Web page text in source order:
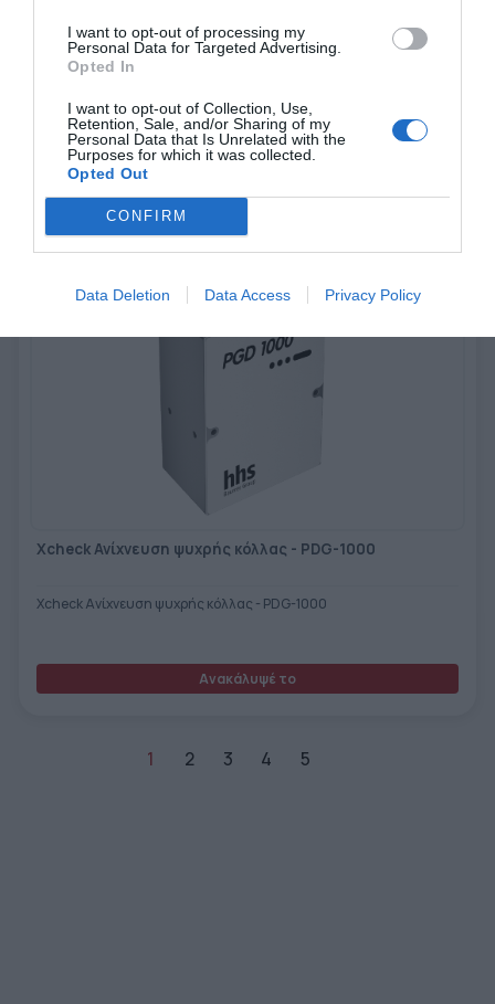
I want to opt-out of processing my
Personal Data for Targeted Advertising.
Opted In
I want to opt-out of Collection, Use,
Retention, Sale, and/or Sharing of my
Personal Data that Is Unrelated with the
Purposes for which it was collected.
Opted Out
CONFIRM
Data Deletion Data Access Privacy Policy
Xcheck Ανίχνευση ψυχρής κόλλας - LNT-300
Xcheck Ανίχνευση ψυχρής κόλλας - LNT-300
Xcheck Ανίχνευση ψυχρής κόλλας - PDG-1000
Xcheck Ανίχνευση ψυχρής κόλλας - PDG-1000
Ανακάλυψέ το
1 2 3 4 5